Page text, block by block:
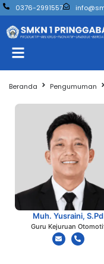
0376-2991557
Beranda Pengumuman
Muh. Yusraini, S.Pd
Guru Kejuruan